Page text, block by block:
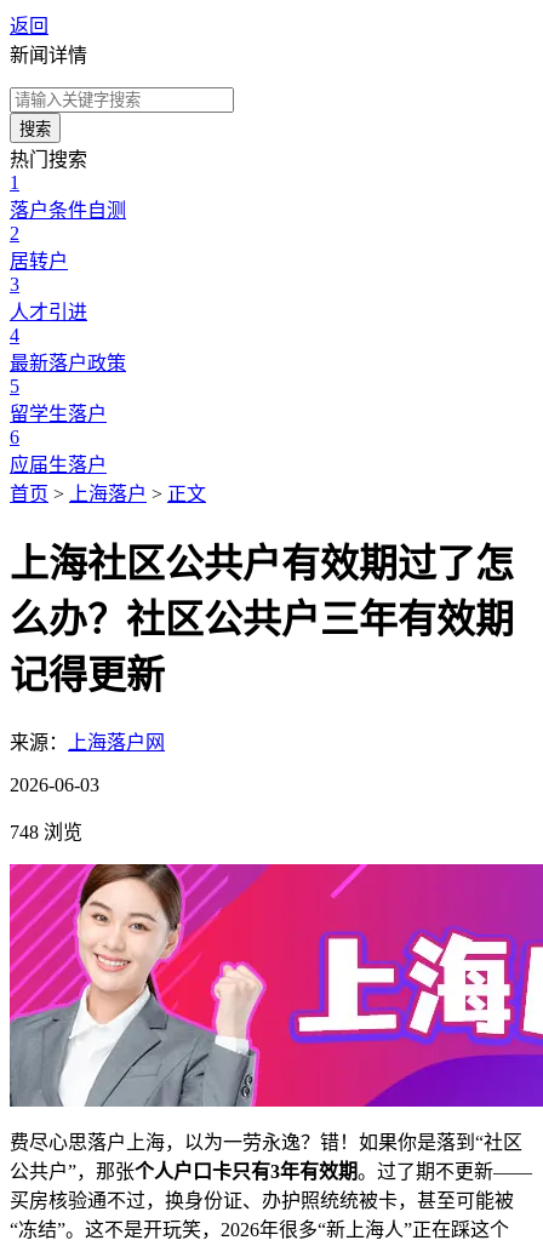
返回
新闻详情
搜索
热门搜索
1
落户条件自测
2
居转户
3
人才引进
4
最新落户政策
5
留学生落户
6
应届生落户
首页 > 上海落户 > 正文
上海社区公共户有效期过了怎
么办？社区公共户三年有效期
记得更新
来源： 上海落户网
2026-06-03
748 浏览
费尽心思落户上海，以为一劳永逸？错！如果你是落到“社区
公共户”，那张个人户口卡只有3年有效期。过了期不更新——
买房核验通不过，换身份证、办护照统统被卡，甚至可能被
“冻结”。这不是开玩笑，2026年很多“新上海人”正在踩这个